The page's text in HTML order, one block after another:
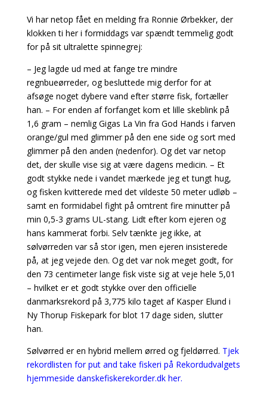
Vi har netop fået en melding fra Ronnie Ørbekker, der
klokken ti her i formiddags var spændt temmelig godt
for på sit ultralette spinnegrej:
– Jeg lagde ud med at fange tre mindre
regnbueørreder, og besluttede mig derfor for at
afsøge noget dybere vand efter større fisk, fortæller
han. – For enden af forfanget kom et lille skeblink på
1,6 gram – nemlig Gigas La Vin fra God Hands i farven
orange/gul med glimmer på den ene side og sort med
glimmer på den anden (nedenfor). Og det var netop
det, der skulle vise sig at være dagens medicin. – Et
godt stykke nede i vandet mærkede jeg et tungt hug,
og fisken kvitterede med det vildeste 50 meter udløb –
samt en formidabel fight på omtrent fire minutter på
min 0,5-3 grams UL-stang. Lidt efter kom ejeren og
hans kammerat forbi. Selv tænkte jeg ikke, at
sølvørreden var så stor igen, men ejeren insisterede
på, at jeg vejede den. Og det var nok meget godt, for
den 73 centimeter lange fisk viste sig at veje hele 5,01
– hvilket er et godt stykke over den officielle
danmarksrekord på 3,775 kilo taget af Kasper Elund i
Ny Thorup Fiskepark for blot 17 dage siden, slutter
han.
Sølvørred er en hybrid mellem ørred og fjeldørred. Tjek
rekordlisten for put and take fiskeri på Rekordudvalgets
hjemmeside danskefiskerekorder.dk her.